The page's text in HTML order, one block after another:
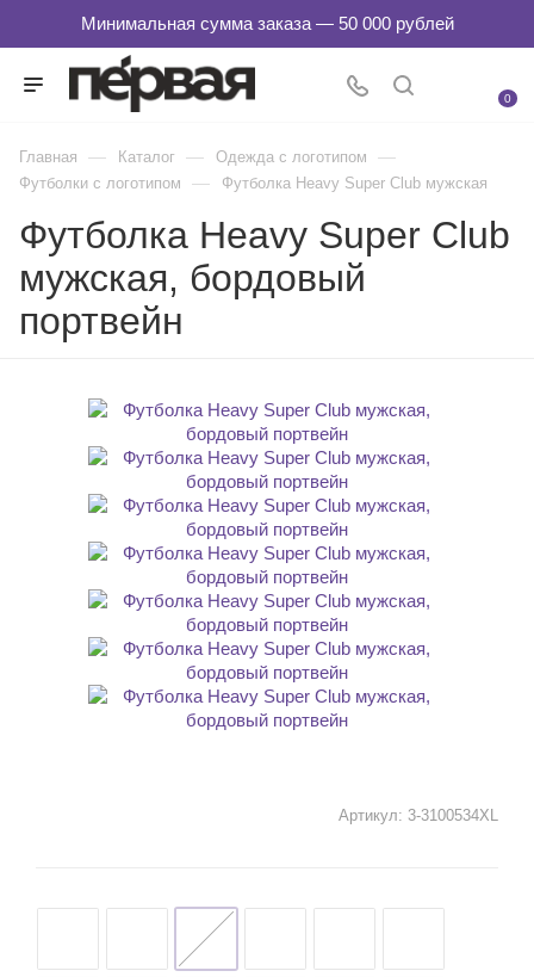
0
Главная — Каталог — Одежда с логотипом —
Футболки с логотипом — Футболка Heavy Super Club мужская
Футболка Heavy Super Club
мужская, бордовый
портвейн
Артикул: 3-3100534XL